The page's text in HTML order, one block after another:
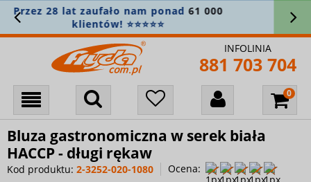
Zamówienie powyżej 400 zł? Wysyłkę
bierzemy na siebie! 🚚
INFOLINIA
881 703 704
Bluza gastronomiczna w serek biała
HACCP - długi rękaw
Kod produktu: 2-3252-020-1080
Ocena: